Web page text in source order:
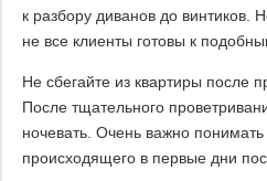
к разбору диванов до винтиков.
не все клиенты готовы к
Не сбегайте из квартиры после
После тщательного
ночевать. Очень важно понимать
происходящего в первые дни